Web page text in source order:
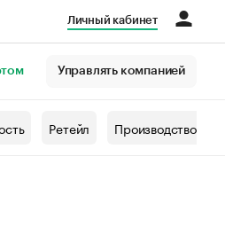
Личный кабинет
Управлять компанией
Ретейл Производство